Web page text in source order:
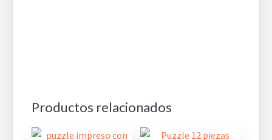
Productos relacionados